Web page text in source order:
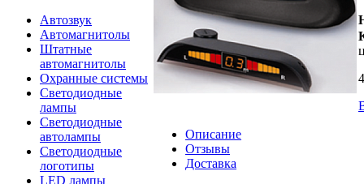
Автозвук
Автомагнитолы
Штатные
автомагнитолы
Охранные системы
Светодиодные
лампы
Светодиодные
автолампы
Светодиодные
логотипы
LED лампы
Описание
Отзывы
Доставка